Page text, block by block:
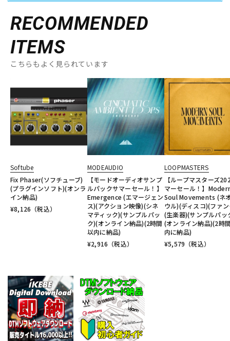
RECOMMENDED
ITEMS
こちらもよく見られています
Softube
Fix Phaser(ソフチューブ)
(プラグインソフト)(オンラ
イン納品)
¥8,126 （税込）
MODEAUDIO
【モードオーディオサンプ
ルパックサマーセール！】
Emergence (エマージェン
ス)(アクション映像)(シネ
マティック)(サンプルパッ
ク)(オンライン納品)(2時間
以内に納品)
¥2,916 （税込）
LOOPMASTERS
【ループマスターズ
マーセール！】
Soul Movements (ネ
ウル)(ディスコ)(ファ
(生楽器)(サンプルパッ
(オンライン納品)(2時
内に納品)
¥5,579 （税込）